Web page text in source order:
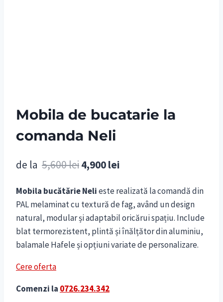
Mobila de bucatarie la
comanda Neli
de la 5,600leiPrețul
a
fost:
5,600 lei.
4,900lei
este:
4,900 lei.
Mobila bucătărie Nelieste realizată la comandă din
PAL melaminat cu textură de fag, având un design
natural, modular și adaptabil oricărui spațiu. Include
blat termorezistent, plintă și înălțător din aluminiu,
balamale Hafele și opțiuni variate de personalizare.
Cere oferta
Comenzi la 0726.234.342